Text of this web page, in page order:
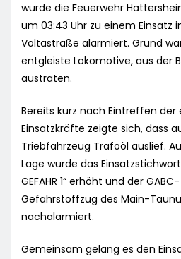
wurde die Feuerwehr
um 03:43 Uhr zu einem Einsatz
Voltastraße alarmiert. Grund
entgleiste Lokomotive, aus der
austraten.
Bereits kurz nach Eintreffen der
Einsatzkräfte zeigte sich, dass
Triebfahrzeug Trafoöl auslief.
Lage wurde das
GEFAHR 1“ erhöht und der GABC-
Gefahrstoffzug des Main-
nachalarmiert.
Gemeinsam gelang es den